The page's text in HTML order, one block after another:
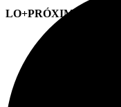
LO+PRÓXIMO (CITAS)